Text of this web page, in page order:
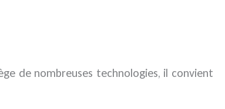
de nombreuses technologies, il convient